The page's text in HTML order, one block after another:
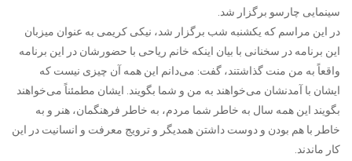
سینمایی چارسو برگزار شد.
در این مراسم که یکشنبه شب برگزار شد، نیکی کریمی به عنوان میزبان
این برنامه در سخنانی با بیان اینکه خانم ریاحی با حضورشان در این برنامه
واقعاً به من منت گذاشتند، گفت: می‌دانم این همه آن چیزی نیست که
ایشان با آمدنشان می‌خواهند به من و شما بگویند. ایشان مطمئناً می‌خواهند
بگویند این همه سال به خاطر شما مردم، به خاطر فرهنگمان، هنر و به
خاطر با هم بودن و دوست داشتن همدیگر و ترویج معرفت و انسانیت در این
کار ماندند.